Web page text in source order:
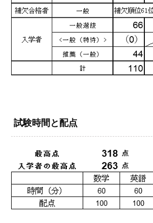
試験時間と配点